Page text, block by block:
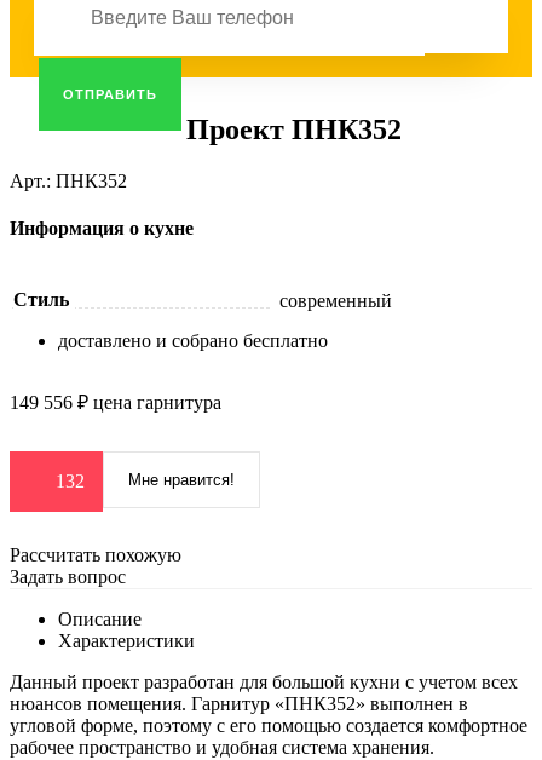
ОТПРАВИТЬ
Проект ПНК352
Арт.: ПНК352
Информация о кухне
Стиль
современный
доставлено и собрано бесплатно
149 556 ₽ цена гарнитура
132 Мне нравится!
Рассчитать похожую
Задать вопрос
Описание
Характеристики
Данный проект разработан для большой кухни с учетом всех
нюансов помещения. Гарнитур «ПНК352» выполнен в
угловой форме, поэтому с его помощью создается комфортное
рабочее пространство и удобная система хранения.